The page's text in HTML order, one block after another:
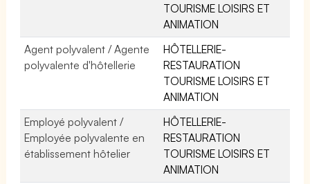
TOURISME LOISIRS ET
ANIMATION
Agent polyvalent / Agente
polyvalente d'hôtellerie
HÔTELLERIE-
RESTAURATION
TOURISME LOISIRS ET
ANIMATION
Employé polyvalent /
Employée polyvalente en
établissement hôtelier
HÔTELLERIE-
RESTAURATION
TOURISME LOISIRS ET
ANIMATION